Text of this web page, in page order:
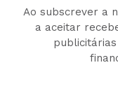
Ao subscrever a
a aceitar